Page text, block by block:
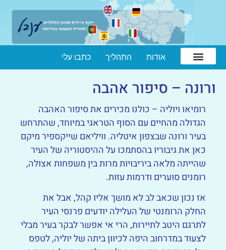
אודות התהליך כתבו עלי
ורונה – סיפור אהבה
רומיאו ויוליה – כולנו מכירים את סיפור האהבה
הגדולה מהחיים עם הסוף הטראגי במיוחד, שהתרחש
בעיר ורונה שבצפון איטליה. וויליאם שייקספיר מיקם
כאן את גיבוריו בהסתמכו על ההיסטוריה של העיר
שהייתה מלאה ביריבויות מרות בין משפחות אצולה,
רומנים סוערים ודרמות עזות.
אז נכון שכאב לב לא מושך אליו קהל, אבל את
החלק הרומנטי של העלילה יודעים פרנסי העיר
לתרגם היטב לתיירות, הרי אי אפשר לבקר בעיר מבלי
לצעוד במדרחוב היפה לכיוון ביתה של יוליה, לטפס